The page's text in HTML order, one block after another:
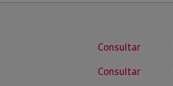
Consultar
Consultar